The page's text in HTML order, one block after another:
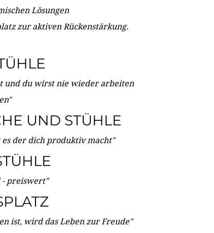
Lösungen
zur aktiven Rückenstärkung.
und du wirst nie wieder arbeiten
UND STÜHLE
der dich produktiv macht"
- preiswert"
ist, wird das Leben zur Freude"